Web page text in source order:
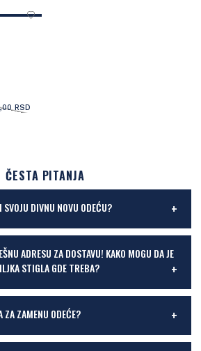
RSD
ČESTA PITANJA
SVOJU DIVNU NOVU ODEĆU?
ADRESU ZA DOSTAVU! KAKO MOGU DA JE
STIGLA GDE TREBA?
ZA ZAMENU ODEĆE?